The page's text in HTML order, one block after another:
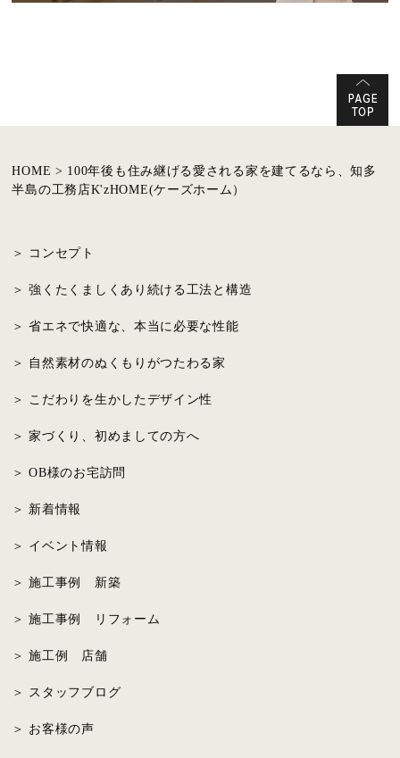
HOME > 100年後も住み継げる愛される家を建てるなら、知多
半島の工務店K'zHOME(ケーズホーム）
コンセプト
強くたくましくあり続ける工法と構造
省エネで快適な、本当に必要な性能
自然素材のぬくもりがつたわる家
こだわりを生かしたデザイン性
家づくり、初めましての方へ
OB様のお宅訪問
新着情報
イベント情報
施工事例 新築
施工事例 リフォーム
施工例 店舗
スタッフブログ
お客様の声